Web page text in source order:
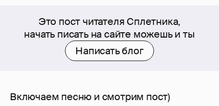
Это пост читателя Сплетника,
начать писать на сайте можешь и ты
Написать блог
Включаем песню и смотрим пост)